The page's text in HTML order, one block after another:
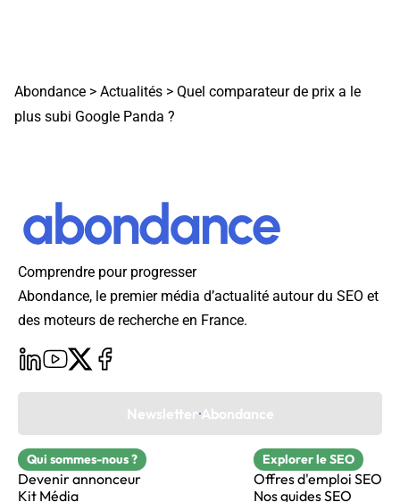
Abondance > Actualités > Quel comparateur de prix a le
plus subi Google Panda ?
Comprendre pour progresser
Abondance, le premier média d’actualité autour du SEO et
des moteurs de recherche en France.
Newsletter Abondance
Qui sommes-nous ?
Devenir annonceur
Kit Média
Explorer le SEO
Offres d'emploi SEO
Nos guides SEO